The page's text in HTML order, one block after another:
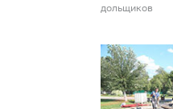
дольщиков